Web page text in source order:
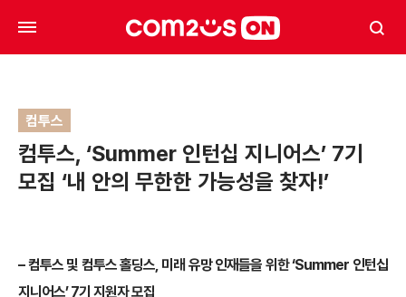
컴투스
컴투스, ‘Summer 인턴십 지니어스’ 7기
모집 ‘내 안의 무한한 가능성을 찾자!’
– 컴투스 및 컴투스 홀딩스, 미래 유망 인재들을 위한 ‘Summer 인턴십
지니어스’ 7기 지원자 모집